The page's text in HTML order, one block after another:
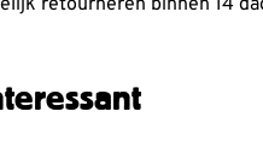
retourneren binnen 14